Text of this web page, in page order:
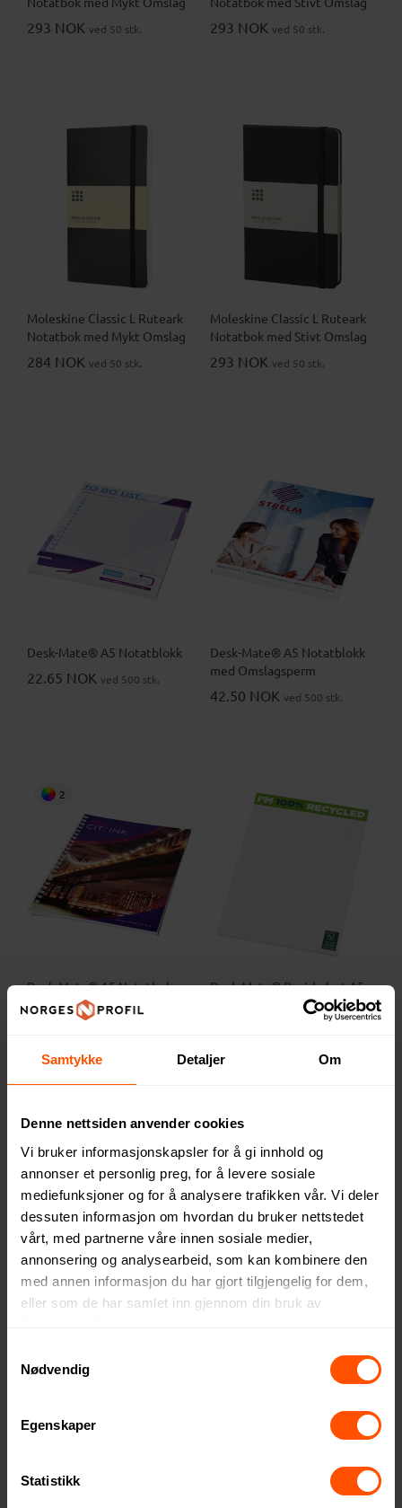
Samtykke Detaljer Om
Denne nettsiden anvender cookies
Vi bruker informasjonskapsler for å gi innhold og
annonser et personlig preg, for å levere sosiale
mediefunksjoner og for å analysere trafikken vår. Vi deler
dessuten informasjon om hvordan du bruker nettstedet
vårt, med partnerne våre innen sosiale medier,
annonsering og analysearbeid, som kan kombinere den
med annen informasjon du har gjort tilgjengelig for dem,
eller som de har samlet inn gjennom din bruk av
Nødvendig
Egenskaper
Statistikk
293 NOK ved 50 stk. 293 NOK ved 50 stk.
Moleskine Classic L Ruteark
Notatbok med Mykt Omslag
284 NOK ved 50 stk.
Moleskine Classic L Ruteark
Notatbok med Stivt Omslag
293 NOK ved 50 stk.
Desk-Mate® A5 Notatblokk
22.65 NOK ved 500 stk.
Desk-Mate® A5 Notatblokk
med Omslagsperm
42.50 NOK ved 500 stk.
2
Desk-Mate® A5 Notatbok
med Spiral
Desk-Mate® Resirkulert A5
80 NOKved 250 stk.
4
ved 250 stk.